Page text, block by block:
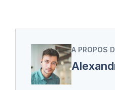
A PROPOS